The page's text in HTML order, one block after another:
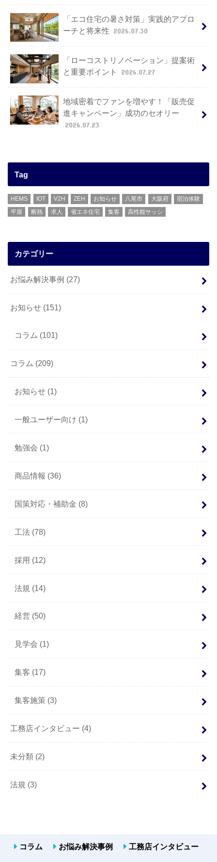
「エコ住宅の暑さ対策」実践的アプロ
ーチと将来性 2026.07.30
「ローコストリノベーション」提案術
と重要ポイント
2026.07.27
地域密着でファンを増やす！「販売促
進キャンペーン」成功のセオリー
2026.07.23
Tag
HEMS IOT V2H ZEH お知らせ 八尾市 大阪府
宿泊体験
平屋
断熱 求人 省エネ住宅 集客 高性能サッシ
カテゴリー
お悩み解決事例 (27)
お知らせ (151)
コラム (101)
コラム (209)
お知らせ (1)
一般ユーザー向け (1)
勉強会 (1)
商品情報 (36)
国策対応・補助金 (8)
工法 (78)
採用 (12)
法規 (14)
経営 (50)
見学会 (1)
集客 (17)
集客施策 (3)
工務店インタビュー (4)
未分類 (2)
法規 (3)
コラム お悩み解決事例 工務店インタビュー